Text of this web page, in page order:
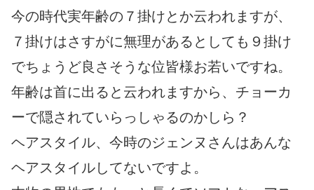
今の時代実年齢の７掛けとか云われますが、
７掛けはさすがに無理があるとしても９掛け
でちょうど良さそうな位皆様お若いですね。
年齢は首に出ると云われますから、チョーカ
ーで隠されていらっしゃるのかしら？
ヘアスタイル、今時のジェンヌさんはあんな
ヘアスタイルしてないですよ。